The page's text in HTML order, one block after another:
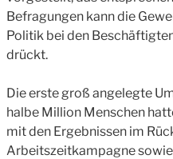
Befragungen kann die
Politik bei den
drückt.
Die erste groß angelegte
halbe Million Menschen
mit den Ergebnissen im
Arbeitszeitkampagne